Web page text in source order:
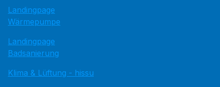
Landingpage
Wärmepumpe
Landingpage
Badsanierung
Klima & Lüftung - hissu